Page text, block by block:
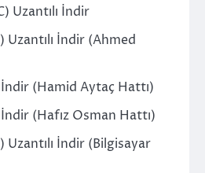
Uzantılı İndir
Uzantılı İndir (Ahmed
(Hamid Aytaç Hattı)
(Hafız Osman Hattı)
Uzantılı İndir (Bilgisayar